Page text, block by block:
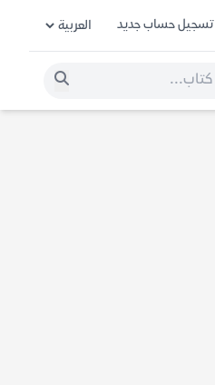
تسجيل حساب جديد